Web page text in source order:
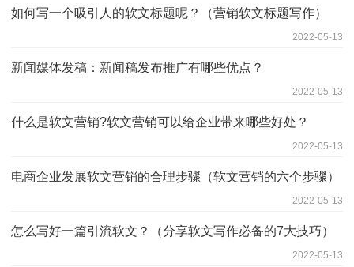
如何写一个吸引人的软文标题呢？（营销软文标题写作）
2022-05-13
新闻媒体发稿：新闻稿发布推广有哪些优点？
2022-05-13
什么是软文营销?软文营销可以给企业带来哪些好处？
2022-05-13
电商企业发展软文营销的合理步骤（软文营销的六个步骤）
2022-05-13
怎么写好一篇引流软文？（分享软文写作必备的7大技巧）
2022-05-13